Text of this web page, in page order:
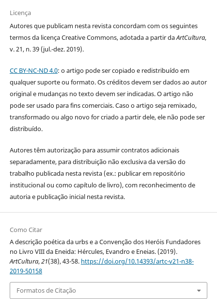
Licença
Autores que publicam nesta revista concordam com os seguintes
termos da licença Creative Commons, adotada a partir daArtCultura,
v. 21, n. 39 (jul.-dez. 2019).
CC BY-NC-ND 4.0: o artigo pode ser copiado e redistribuído em
qualquer suporte ou formato. Os créditos devem ser dados ao autor
original e mudanças no texto devem ser indicadas. O artigo não
pode ser usado para fins comerciais. Caso o artigo seja remixado,
transformado ou algo novo for criado a partir dele, ele não pode ser
distribuído.
Autores têm autorização para assumir contratos adicionais
separadamente, para distribuição não exclusiva da versão do
trabalho publicada nesta revista (ex.: publicar em repositório
institucional ou como capítulo de livro), com reconhecimento de
autoria e publicação inicial nesta revista.
Como Citar
A descrição poética da urbs e a Convenção dos Heróis Fundadores
no Livro VIII da Eneida: Hércules, Evandro e Eneias. (2019).
ArtCultura,21(38), 43-58. https://doi.org/10.14393/artc-v21-n38-
2019-50158
Formatos de Citação